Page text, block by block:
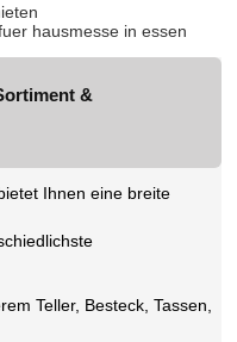
&
Ihnen eine breite
Teller, Besteck, Tassen,